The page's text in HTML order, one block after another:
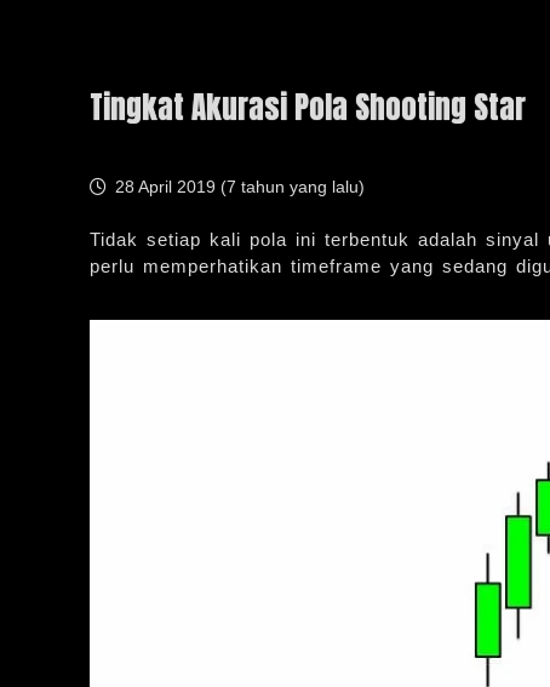
Tingkat Akurasi Pola Shooting Star
28 April 2019 (7 tahun yang lalu)
Tidak setiap kali pola ini terbentuk adalah
perlu memperhatikan timeframe yang sedang